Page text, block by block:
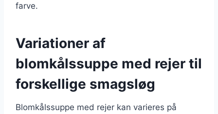
farve.
Variationer af
blomkålssuppe med rejer til
forskellige smagsløg
Blomkålssuppe med rejer kan varieres på